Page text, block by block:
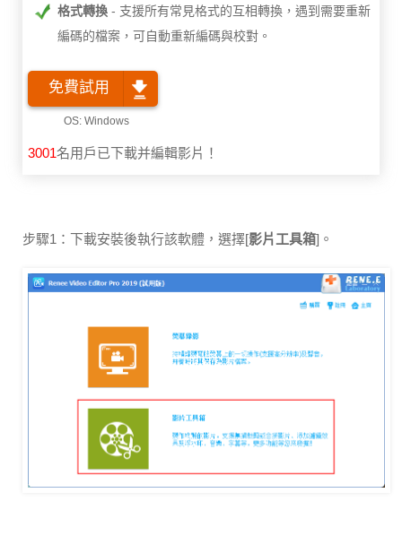
格式轉換
支援所有常見格式的互相轉換，遇到需要重新
編碼的檔案，可自動重新編碼與校對。
免費試用
3001名用戶已下載并編輯影片！
步驟1：下載安裝後執行該軟體，選擇[影片工具箱]。